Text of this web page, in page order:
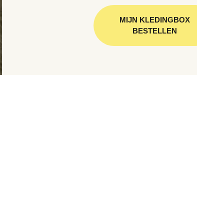
MIJN KLEDINGBOX
BESTELLEN